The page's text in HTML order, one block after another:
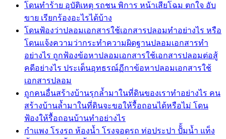
โดนทำร้าย อุบัติเหตุ รถชน พิการ หน้าเสียโฉม ตกใจ อับ
ขาย เรียกร้องอะไรได้บ้าง
โดนฟ้องว่าปลอมเอกสารใช้เอกสารปลอมทำอย่างไร หรือ
โดนแจ้งความว่ากระทำความผิดฐานปลอมเอกสารทำ
อย่างไร ถูกฟ้องข้อหาปลอมเอกสารใช้เอกสารปลอมต่อสู้
คดีอย่างไร ประเด็นอุทธรณ์ฏีกาข้อหาปลอมเอกสารใช้
เอกสารปลอม
ถูกคนอื่นสร้างบ้านรุกล้ำมาในที่ดินของเราทำอย่างไร คน
สร้างบ้านล้ำมาในที่ดินจะขอให้รื้อถอนได้หรือไม่ โดน
ฟ้องให้รื้อถอนบ้านทำอย่างไร
กำแพง โรงรถ ห้องน้ำ โรงจอดรถ ท่อประปา ปัั้มน้ำ แท็ง